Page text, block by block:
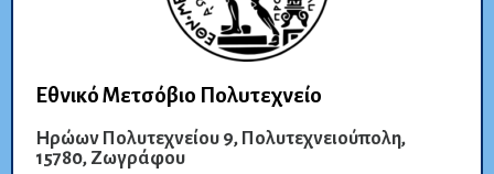
Εθνικό Μετσόβιο Πολυτεχνείο
Ηρώων Πολυτεχνείου 9, Πολυτεχνειούπολη,
15780, Ζωγράφου